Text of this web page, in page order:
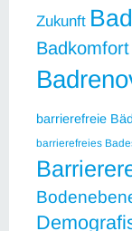
Zukunft
barrierefreie
barrierefreies